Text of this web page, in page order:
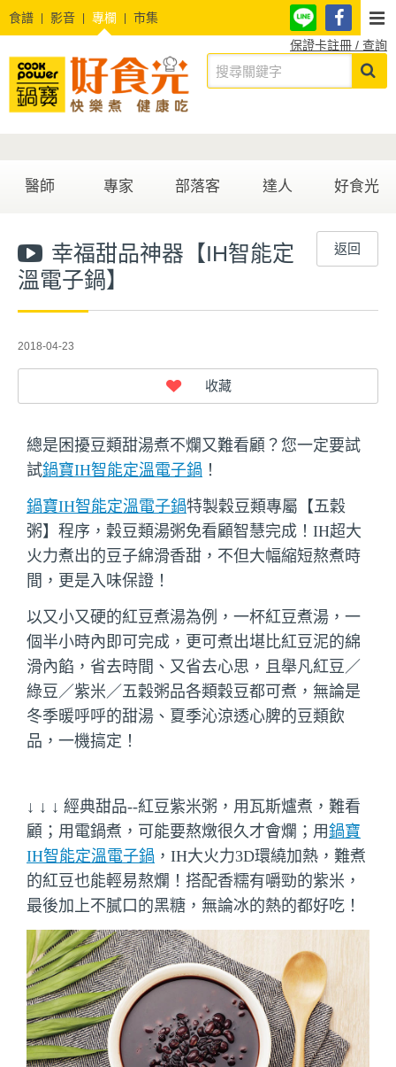
食譜 影音 專欄
市集
保證卡註冊 / 查詢
醫師 專家 部落客 達人 好食光
幸福甜品神器【IH智能定
溫電子鍋】
返回
2018-04-23
總是困擾豆類甜湯煮不爛又難看顧？您一定要試
試鍋寶IH智能定溫電子鍋 ！
鍋寶IH智能定溫電子鍋特製穀豆類專屬【五穀
粥】程序，穀豆類湯粥免看顧智慧完成！IH超大
火力煮出的豆子綿滑香甜，不但大幅縮短熬煮時
間，更是入味保證！
以又小又硬的紅豆煮湯為例，一杯紅豆煮湯，一
個半小時內即可完成，更可煮出堪比紅豆泥的綿
滑內餡，省去時間、又省去心思，且舉凡紅豆／
綠豆／紫米／五穀粥品各類穀豆都可煮，無論是
冬季暖呼呼的甜湯、夏季沁涼透心脾的豆類飲
品，一機搞定！
↓ ↓ ↓ 經典甜品--紅豆紫米粥，用瓦斯爐煮，難看
顧；用電鍋煮，可能要熬燉很久才會爛；用鍋寶
IH智能定溫電子鍋 ，IH大火力3D環繞加熱，難煮
的紅豆也能輕易熬爛！搭配香糯有嚼勁的紫米，
最後加上不膩口的黑糖，無論冰的熱的都好吃！